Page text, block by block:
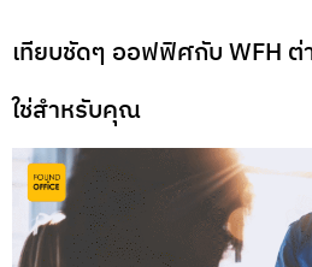
เทียบชัดๆ ออฟฟิศกับ WFH ต่
ใช่สำหรับคุณ